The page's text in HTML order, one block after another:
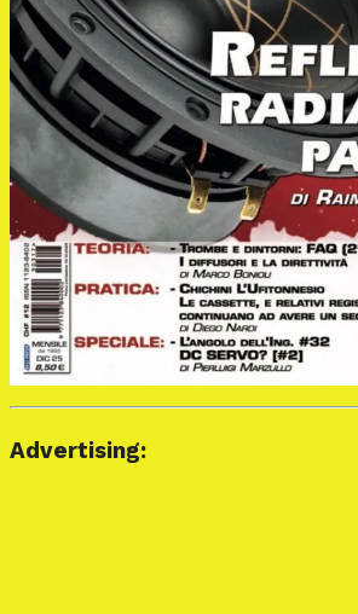
Advertising: